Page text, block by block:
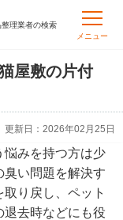
理業者の検索
メニュー
屋敷の片付
更新日： 2026年02月25日
悩みを持つ方は少
臭い問題を解決す
り戻し、ペット
退去時などにも役